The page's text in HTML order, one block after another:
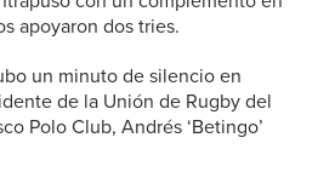
apoyaron dos tries.
un minuto de silencio en
de la Unión de Rugby del
Polo Club, Andrés ‘Betingo’